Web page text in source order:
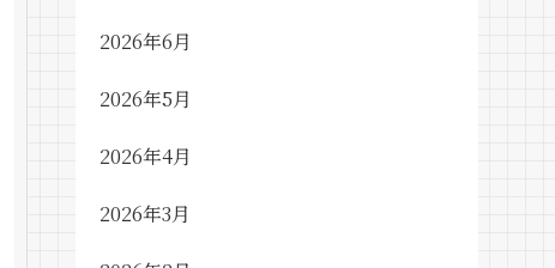
2026年6月
2026年5月
2026年4月
2026年3月